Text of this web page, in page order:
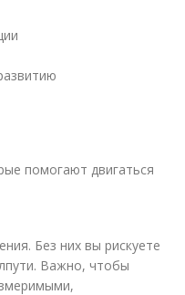
помогают двигаться
Без них вы рискуете
Важно, чтобы